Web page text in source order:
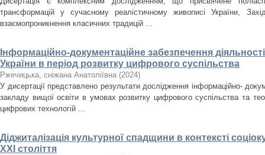
трансформацій у сучасному реалістичному живописі України,
взаємопроникнення класичних традицій ...
Інформаційно-документаційне забезпечення
України в період розвитку цифрового суспільства
Ржечицька, сніжана Анатоліївна (2024)
У дисертації представлено результати дослідження інформаційно-
закладу вищої освіти в умовах розвитку цифрового суспільства та
цифрових технологій ...
Діджиталізація культурної спадщини в контексті
ХХІ століття